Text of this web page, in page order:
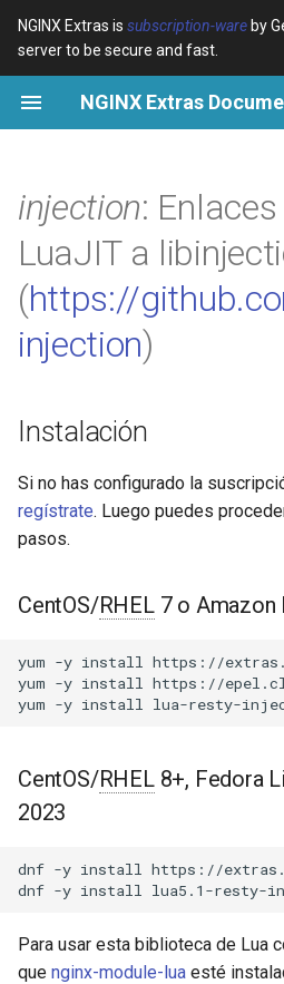
NGINX Extras is subscription-ware by
server to be secure and fast.
I
n
c
l
i
n
d
b
s
q
a
device-type
geoip2
pagespeed
abuse-guard
accept-language
access-control
acme
auth-digest
auth-ldap
auth-pam
auth-totp
CentOS/RHEL 7 o Amazon
Linux 2
CentOS/RHEL 8+, Fedora
Linux, Amazon Linux 2023
Sinopsis
GitHub
Rendimiento
Seguridad
RHEL/CentOS
NGINX-MOD - NGINX
mejorado con HTTP/3,
HPACK y verificaciones de
salud para RHEL
Instalar en RHEL, CentOS y
Rocky Linux
Módulos de NGINX para el
Paquetes RPM
Módulos de NGINX de cPanel
una potencia de rendimiento y
seguridad
NGINX - Paquetes RPM para
RHEL y CentOS
en RHEL, CentOS, Rocky
Linux y AlmaLinux
injection:
LuaJIT a
(https://
injection)
Instalación
Si no has configurado la
regístrate. Luego puedes
pasos.
CentOS/RHEL7 o Amazon
yum -y install
https://
yum -y install
https://
yum -y install
CentOS/RHEL8+, Fedora
2023
dnf -y install
https://
dnf -y install
Para usar esta biblioteca de Lua
que nginx-module-lua esté